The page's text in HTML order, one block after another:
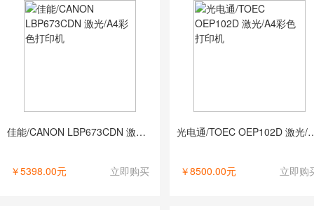
佳能/CANON LBP673CDN 激光/A4彩色打印机
￥5398.00元 立即购买
光电通/TOEC
￥8500.00元 立即购